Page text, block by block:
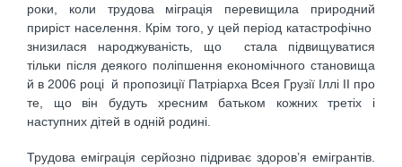
роки, коли трудова міграція перевищила природний
приріст населення. Крім того, у цей період катастрофічно
знизилася народжуваність, що стала підвищуватися
тільки після деякого поліпшення економічного становища
й в 2006 році й пропозиції Патріарха Всея Грузії Іллі ІІ про
те, що він будуть хресним батьком кожних третіх і
наступних дітей в одній родині.
Трудова еміграція серйозно підриває здоров’я емігрантів.